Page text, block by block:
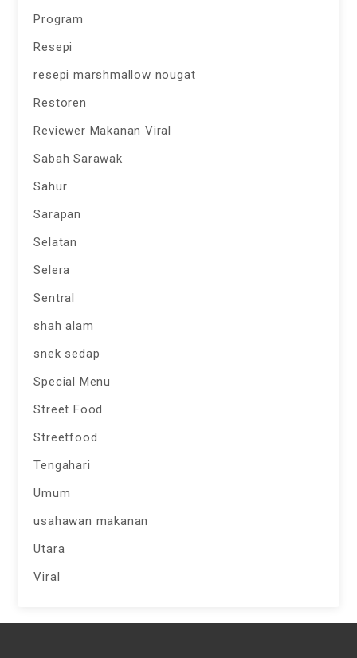
Program
Resepi
resepi marshmallow nougat
Restoren
Reviewer Makanan Viral
Sabah Sarawak
Sahur
Sarapan
Selatan
Selera
Sentral
shah alam
snek sedap
Special Menu
Street Food
Streetfood
Tengahari
Umum
usahawan makanan
Utara
Viral